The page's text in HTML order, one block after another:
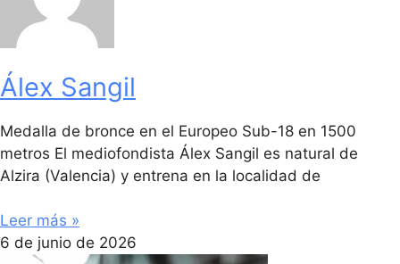
Álex Sangil
Medalla de bronce en el Europeo Sub-18 en 1500
metros El mediofondista Álex Sangil es natural de
Alzira (Valencia) y entrena en la localidad de
Leer más »
6 de junio de 2026